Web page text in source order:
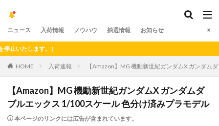
ニュース 入荷情報 ノウハウ 抽選情報 お知らせ
たします。）
HOME 入荷速報 【Amazon】MG 機動新世紀ガンダムX ガンダム
【Amazon】MG 機動新世紀ガンダムX ガンダムダ
ブルエックス 1/100スケール 色分け済みプラモデル
本ページのリンクには広告が含まれています。